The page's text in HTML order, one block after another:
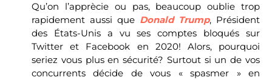
Qu’on l’apprècie ou pas, beaucoup oublie trop
rapidement aussi que Donald Trump, Président
des États-Unis a vu ses comptes bloqués sur
Twitter et Facebook en 2020! Alors, pourquoi
seriez vous plus en sécurité? Surtout si un de vos
concurrents décide de vous « spasmer » en